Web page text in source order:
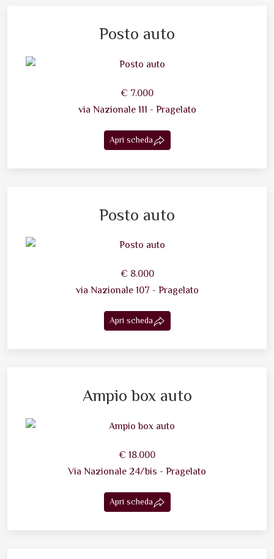
Posto auto
€ 7.000
via Nazionale 111 - Pragelato
Apri scheda
Posto auto
€ 8.000
via Nazionale 107 - Pragelato
Apri scheda
Ampio box auto
€ 18.000
Via Nazionale 24/bis - Pragelato
Apri scheda